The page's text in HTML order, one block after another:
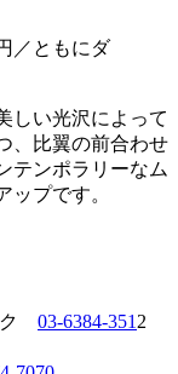
／ともにダ
しい光沢によって
、比翼の前合わせ
テンポラリーなム
ップです。
ク 03-6384-351 2